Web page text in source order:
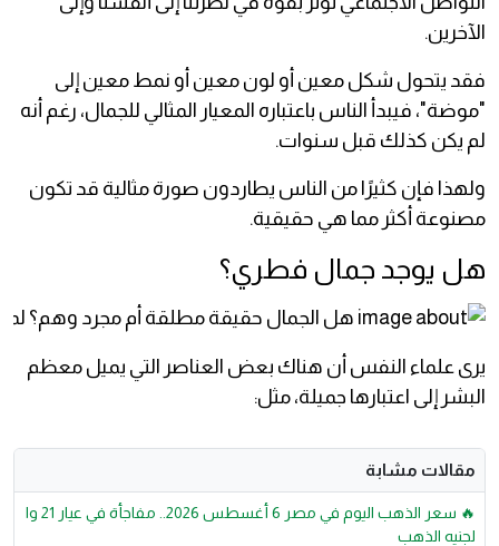
الآخرين.
فقد يتحول شكل معين أو لون معين أو نمط معين إلى
"موضة"، فيبدأ الناس باعتباره المعيار المثالي للجمال، رغم أنه
لم يكن كذلك قبل سنوات.
ولهذا فإن كثيرًا من الناس يطاردون صورة مثالية قد تكون
مصنوعة أكثر مما هي حقيقية.
هل يوجد جمال فطري؟
يرى علماء النفس أن هناك بعض العناصر التي يميل معظم
البشر إلى اعتبارها جميلة، مثل:
مقالات مشابة
🔥 سعر الذهب اليوم في مصر 6 أغسطس 2026.. مفاجأة في عيار 21 وا
لجنيه الذهب